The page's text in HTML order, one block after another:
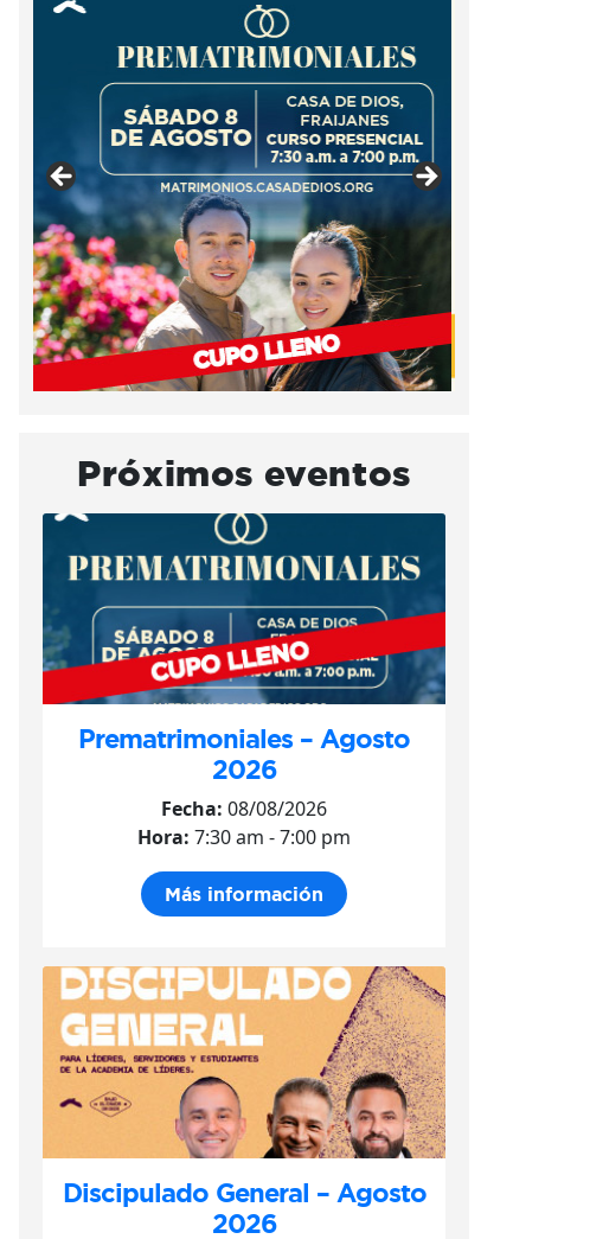
Próximos eventos
Prematrimoniales – Agosto
2026
Fecha: 08/08/2026
Hora: 7:30 am - 7:00 pm
Más información
Discipulado General – Agosto
2026